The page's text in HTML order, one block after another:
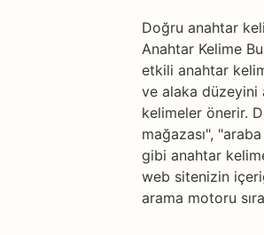
Doğru anahtar
Anahtar Kelime
etkili anahtar
ve alaka
kelimeler önerir.
mağazası",
gibi anahtar
web sitenizin
arama motoru